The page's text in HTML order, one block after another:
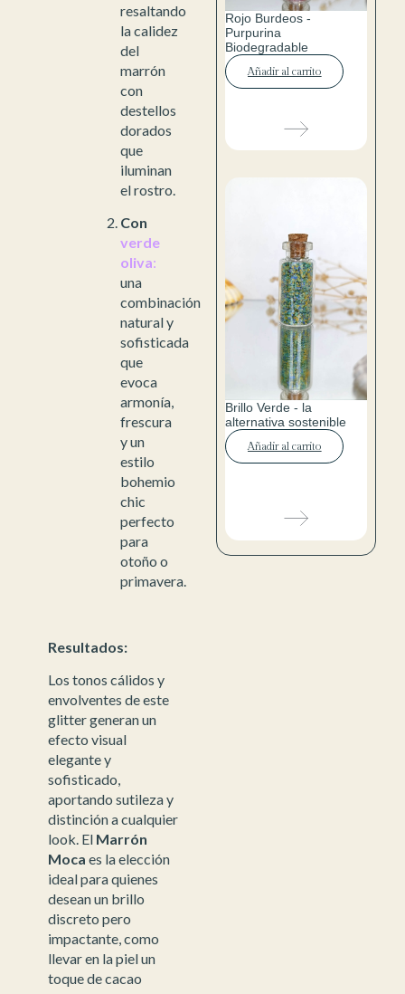
resaltando
la calidez
del
marrón
con
destellos
dorados
que
iluminan
el rostro.
Con
verde
oliva:
una
combinación
natural y
sofisticada
que
evoca
armonía,
frescura
y un
estilo
bohemio
chic
perfecto
para
otoño o
primavera.
Resultados:
Los tonos cálidos y
envolventes de este
glitter generan un
efecto visual
elegante y
sofisticado,
aportando sutileza y
distinción a cualquier
look. El Marrón
Moca es la elección
ideal para quienes
desean un brillo
discreto pero
impactante, como
llevar en la piel un
toque de cacao
Rojo Burdeos -
Purpurina
Biodegradable
Añadir al carrito
Brillo Verde - la
alternativa sostenible
Añadir al carrito